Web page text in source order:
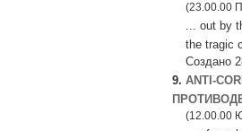
(23.00.00
... out by
the tragic
Создано
9. ANTI-
(12.00.00